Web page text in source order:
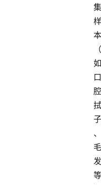
集
样
本
（
如
口
腔
拭
子
、
毛
发
等